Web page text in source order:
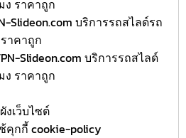
ง ราคาถูก
Slideon.com บริการรถสไลด์รถ
าคาถูก
Slideon.com บริการรถสไลด์
ง ราคาถูก
งเว็บไซต์
คุกกี้ cookie-policy